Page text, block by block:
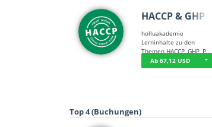
HACCP & GHP
holluakademie
Lerninhalte zu den
Themen HACCP, GHP, P…
Ab 67,12 USD
Top 4 (Buchungen)